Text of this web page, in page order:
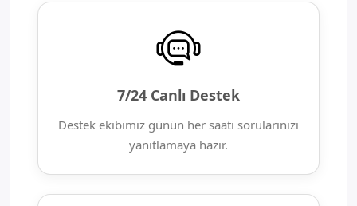
7/24 Canlı Destek
Destek ekibimiz günün her saati sorularınızı
yanıtlamaya hazır.